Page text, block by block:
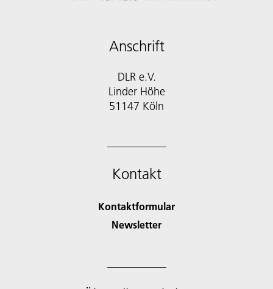
Anschrift
DLR e.V.
Linder Höhe
51147 Köln
Kontakt
Kontaktformular
Newsletter